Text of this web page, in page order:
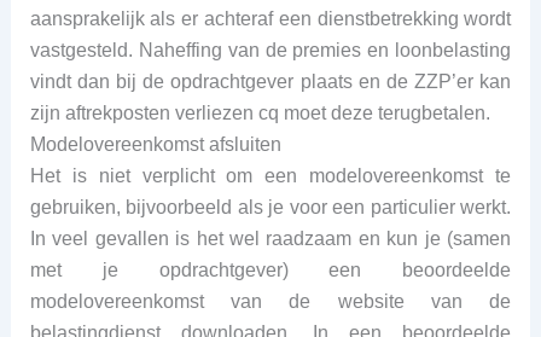
aansprakelijk als er achteraf een dienstbetrekking wordt
vastgesteld. Naheffing van de premies en loonbelasting
vindt dan bij de opdrachtgever plaats en de ZZP’er kan
zijn aftrekposten verliezen cq moet deze terugbetalen.
Modelovereenkomst afsluiten
Het is niet verplicht om een modelovereenkomst te
gebruiken, bijvoorbeeld als je voor een particulier werkt.
In veel gevallen is het wel raadzaam en kun je (samen
met je opdrachtgever) een beoordeelde
modelovereenkomst van de website van de